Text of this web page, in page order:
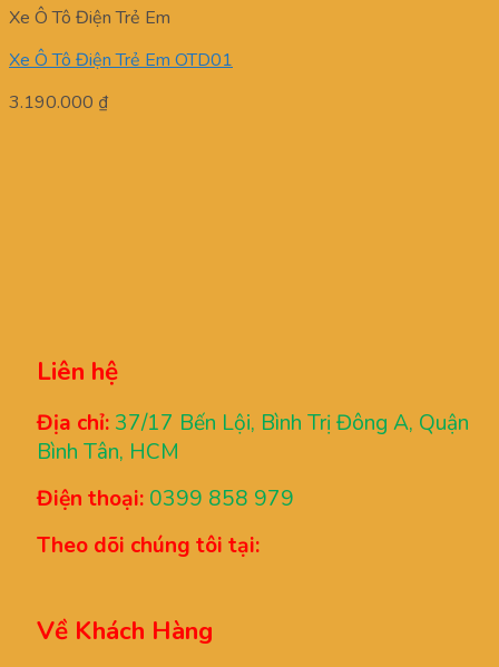
Xe Ô Tô Điện Trẻ Em
Xe Ô Tô Điện Trẻ Em OTD01
3.190.000 ₫
Liên hệ
Địa chỉ: 37/17 Bến Lội, Bình Trị Đông A, Quận
Bình Tân, HCM
Điện thoại: 0399 858 979
Theo dõi chúng tôi tại:
Về Khách Hàng